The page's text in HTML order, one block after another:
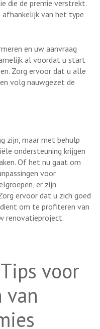
die de premie verstrekt.
afhankelijk van het type
en uw aanvraag
al voordat u start
Zorg ervoor dat u alle
volg nauwgezet de
zijn, maar met behulp
ondersteuning krijgen
Of het nu gaat om
voor
er zijn
ervoor dat u zich goed
om te profiteren van
renovatieproject.
voor
van